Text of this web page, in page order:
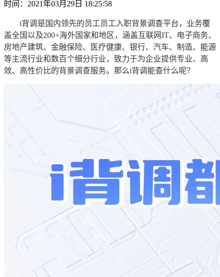
时间：2021年03月29日 18:25:58
i背调是国内领先的员工员工入职背景调查平台，业务覆
盖全国以及200+海外国家和地区，涵盖互联网IT、电子商务、
房地产建筑、金融保险、医疗健康、银行、汽车、制造、能源
等主流行业和数百个细分行业，致力于为企业提供专业、高
效、高性价比的背景调查服务。那么i背调能查什么呢？